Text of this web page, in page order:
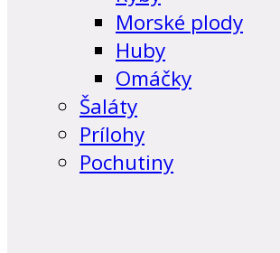
Morské plody
Huby
Omáčky
Šaláty
Prílohy
Pochutiny